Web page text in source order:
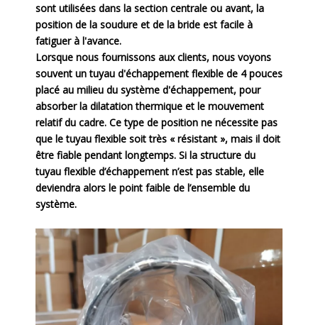
sont utilisées dans la section centrale ou avant, la
position de la soudure et de la bride est facile à
fatiguer à l'avance.
Lorsque nous fournissons aux clients, nous voyons
souvent un tuyau d'échappement flexible de 4 pouces
placé au milieu du système d'échappement, pour
absorber la dilatation thermique et le mouvement
relatif du cadre. Ce type de position ne nécessite pas
que le tuyau flexible soit très « résistant », mais il doit
être fiable pendant longtemps. Si la structure du
tuyau flexible d’échappement n’est pas stable, elle
deviendra alors le point faible de l’ensemble du
système.